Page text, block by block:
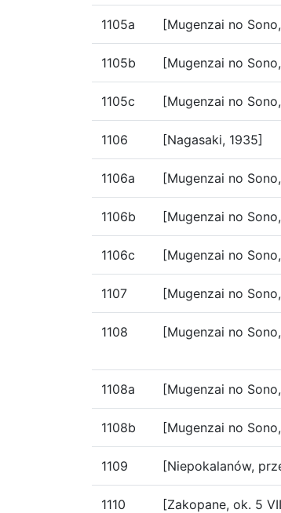
1105a [Mugenzai no
1105b [Mugenzai no
1105c [Mugenzai no
1106 [Nagasaki, 1935]
1106a [Mugenzai no
1106b [Mugenzai no
1106c [Mugenzai no
1107 [Mugenzai no
1108 [Mugenzai no
1108a [Mugenzai no
1108b [Mugenzai no
1109 [Niepokalanów,
1110 [Zakopane, ok. 5